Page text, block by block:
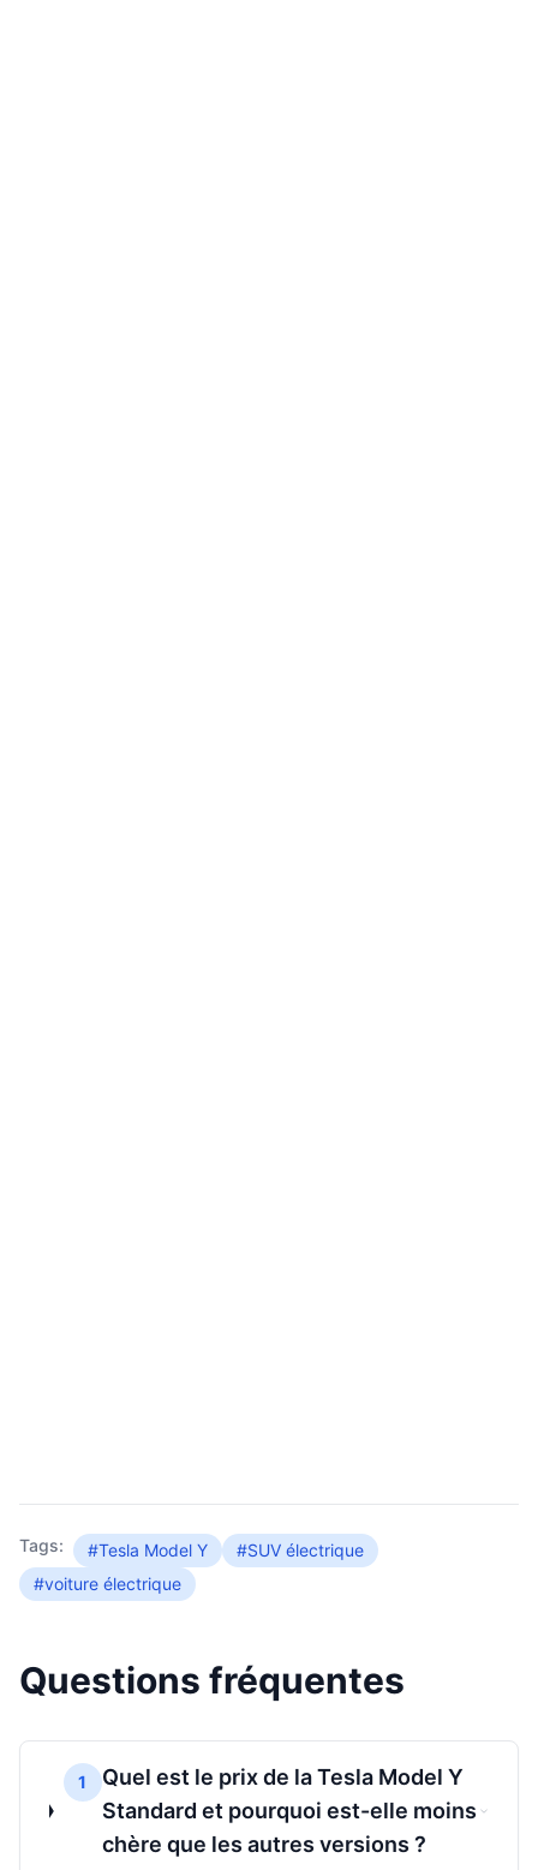
Tags: #Tesla Model Y
#SUV électrique
#voiture électrique
Questions fréquentes
1
Quel est le prix de la Tesla Model Y
Standard et pourquoi est-elle moins
chère que les autres versions ?